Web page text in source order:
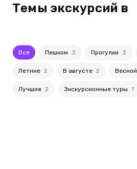
Темы экскурсий в
Все Пешком 3 Прогулки 3
Летние 2 В августе 2 Весной
Лучшие 2 Экскурсионные туры 1